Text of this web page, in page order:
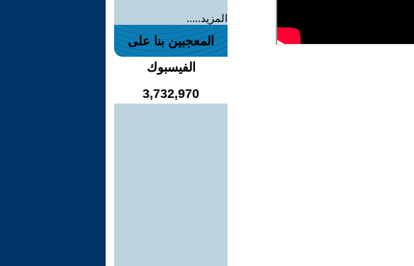
المزيد.....
المعجبين بنا على
الفيسبوك
3,732,970